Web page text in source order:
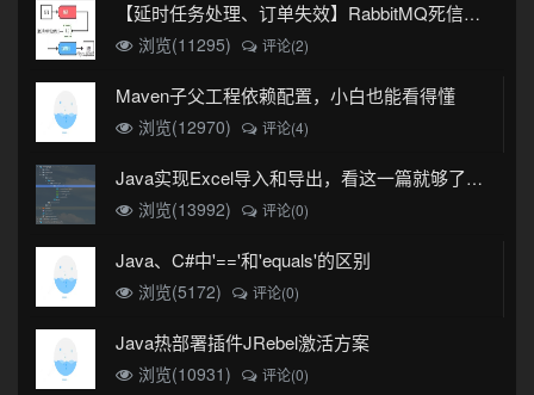
【延时任务处理、订单失效】RabbitMQ死信队列实现
浏览(11295)
评论(2)
Maven子父工程依赖配置，小白也能看得懂
浏览(12970) 评论(4)
Java实现Excel导入和导出，看这一篇就够了(珍藏版)
浏览(13992)
评论(0)
Java、C#中'=='和'equals'的区别
浏览(5172) 评论(0)
Java热部署插件JRebel激活方案
浏览(10931) 评论(0)